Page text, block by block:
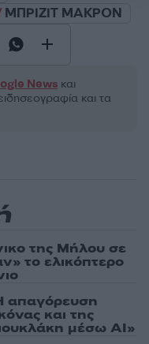
ΜΠΡΙΖΙΤ ΜΑΚΡΟΝ
News και
και τα
της Μήλου σε
το ελικόπτερο
απαγόρευση
και της
μέσω AI»